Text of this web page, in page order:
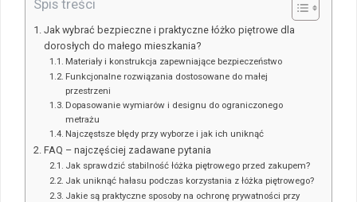
Spis treści
Jak wybrać bezpieczne i praktyczne łóżko piętrowe dla
dorosłych do małego mieszkania?
Materiały i konstrukcja zapewniające bezpieczeństwo
Funkcjonalne rozwiązania dostosowane do małej
przestrzeni
Dopasowanie wymiarów i designu do ograniczonego
metrażu
Najczęstsze błędy przy wyborze i jak ich uniknąć
FAQ – najczęściej zadawane pytania
Jak sprawdzić stabilność łóżka piętrowego przed zakupem?
Jak uniknąć hałasu podczas korzystania z łóżka piętrowego?
Jakie są praktyczne sposoby na ochronę prywatności przy